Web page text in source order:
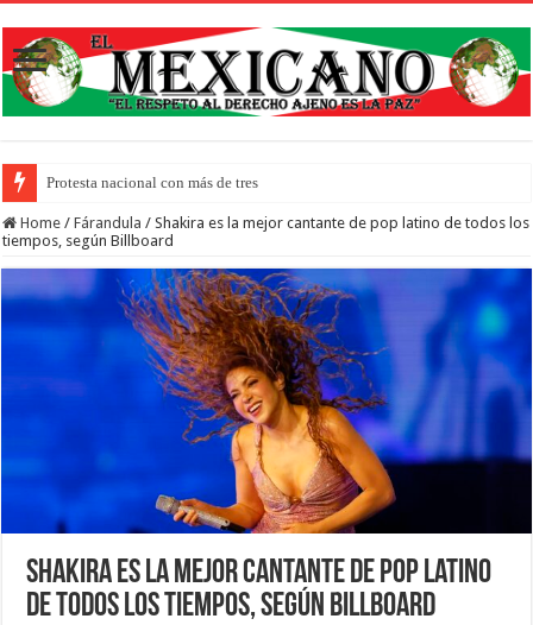
Protesta nacional con más de trescientos actos honra a inmigrant
Home / Fárandula / Shakira es la mejor cantante de pop latino de todos los
tiempos, según Billboard
Shakira es la mejor cantante de pop latino
de todos los tiempos, según Billboard